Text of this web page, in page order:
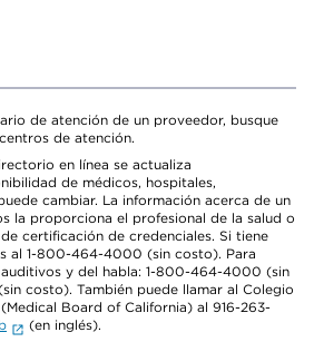
de atención de un proveedor, busque
de atención.
en línea se actualiza
de médicos, hospitales,
cambiar. La información acerca de un
la proporciona el profesional de la salud o
certificación de credenciales. Si tiene
al 1-800-464-4000 (sin costo). Para
y del habla: 1-800-464-4000 (sin
costo). También puede llamar al Colegio
Board of California) al 916-263-
(en inglés).